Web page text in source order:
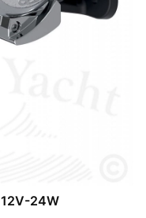
Winda kotwiczna BALDER BL2P 12V-24W